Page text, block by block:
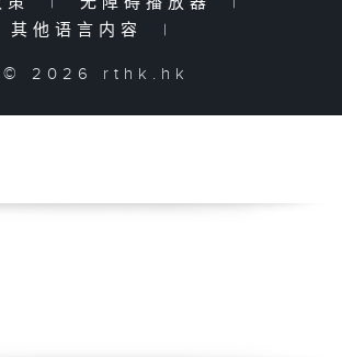
其他语言内容
|
© 2026 rthk.hk